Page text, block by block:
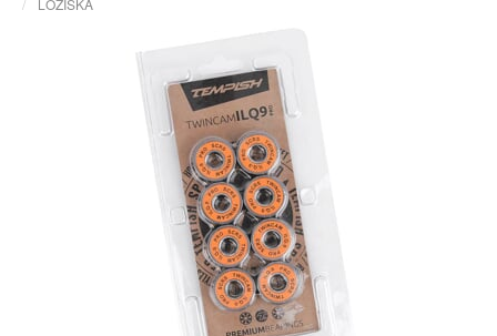
LOŽISKA